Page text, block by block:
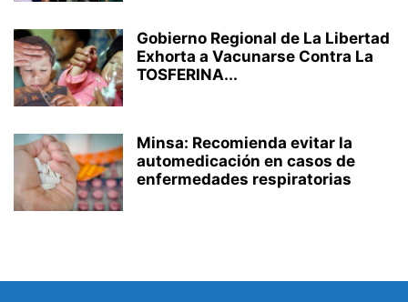
Gobierno Regional de La Libertad
Exhorta a Vacunarse Contra La
TOSFERINA...
Minsa: Recomienda evitar la
automedicación en casos de
enfermedades respiratorias